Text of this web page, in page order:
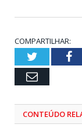
COMPARTILHAR:
Twitter
Email
CONTEÚDO